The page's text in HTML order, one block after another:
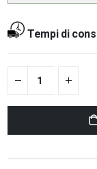
Tempi di